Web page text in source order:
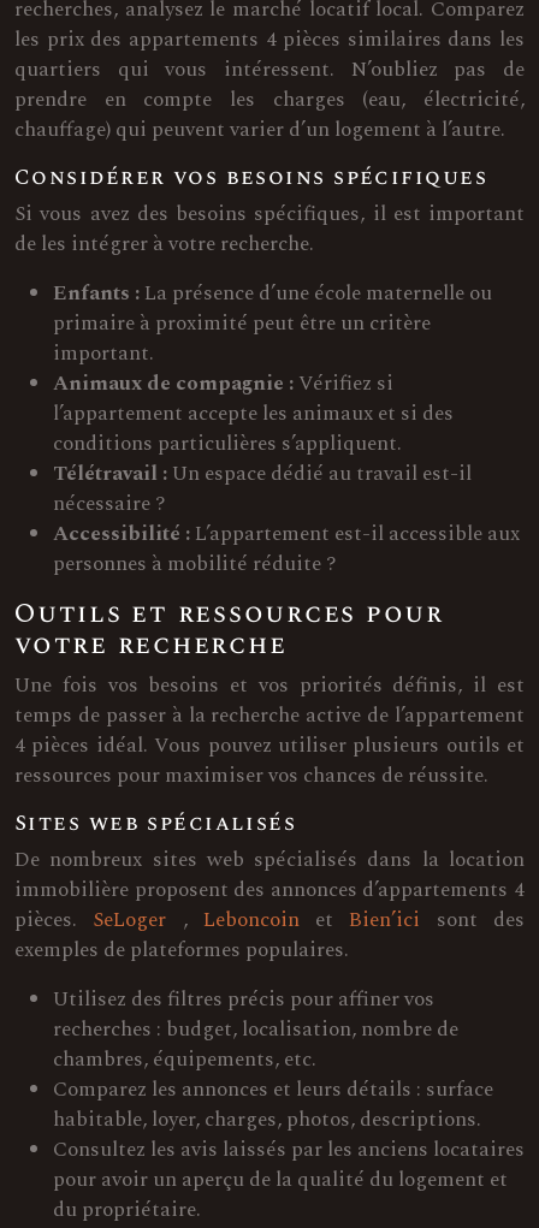
recherches, analysez le marché locatif local. Comparez
les prix des appartements 4 pièces similaires dans les
quartiers qui vous intéressent. N’oubliez pas de
prendre en compte les charges (eau, électricité,
chauffage) qui peuvent varier d’un logement à l’autre.
Considérer vos besoins spécifiques
Si vous avez des besoins spécifiques, il est important
de les intégrer à votre recherche.
Enfants :La présence d’une école maternelle ou
primaire à proximité peut être un critère
important.
Animaux de compagnie :Vérifiez si
l’appartement accepte les animaux et si des
conditions particulières s’appliquent.
Télétravail :Un espace dédié au travail est-il
nécessaire ?
Accessibilité :L’appartement est-il accessible aux
personnes à mobilité réduite ?
Outils et ressources pour
votre recherche
Une fois vos besoins et vos priorités définis, il est
temps de passer à la recherche active de l’appartement
4 pièces idéal. Vous pouvez utiliser plusieurs outils et
ressources pour maximiser vos chances de réussite.
Sites web spécialisés
De nombreux sites web spécialisés dans la location
immobilière proposent des annonces d’appartements 4
pièces. SeLoger , Leboncoin et Bien’ici sont des
exemples de plateformes populaires.
Utilisez des filtres précis pour affiner vos
recherches : budget, localisation, nombre de
chambres, équipements, etc.
Comparez les annonces et leurs détails : surface
habitable, loyer, charges, photos, descriptions.
Consultez les avis laissés par les anciens locataires
pour avoir un aperçu de la qualité du logement et
du propriétaire.